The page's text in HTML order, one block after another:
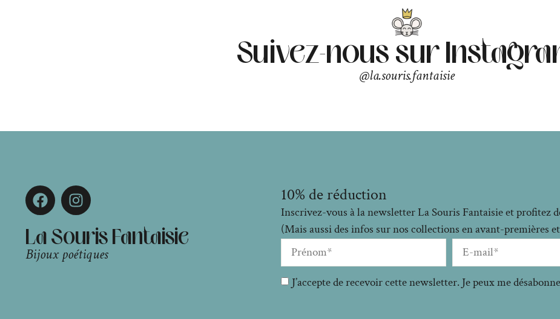
Suivez-nous sur
@la.souris.fantaisie
La Souris Fantaisie
Bijoux poétiques
10% de réduction
Inscrivez-vous à la newsletter La Souris Fantaisie et profitez
(Mais aussi des infos sur nos collections en avant-premières
J’accepte de recevoir cette newsletter. Je peux me